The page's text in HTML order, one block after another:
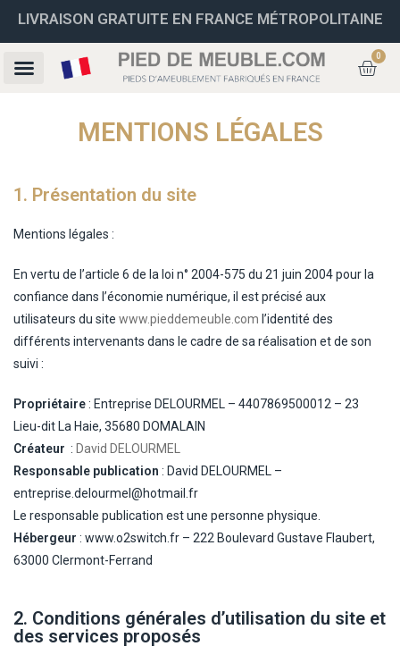
LIVRAISON GRATUITE EN FRANCE MÉTROPOLITAINE
0
MENTIONS LÉGALES
1. Présentation du site
Mentions légales :
En vertu de l’article 6 de la loi n° 2004-575 du 21 juin 2004 pour la
confiance dans l’économie numérique, il est précisé aux
utilisateurs du site www.pieddemeuble.com l’identité des
différents intervenants dans le cadre de sa réalisation et de son
suivi :
Propriétaire: Entreprise DELOURMEL – 4407869500012 – 23
Lieu-dit La Haie, 35680 DOMALAIN
Créateur : David DELOURMEL
Responsable publication : David DELOURMEL –
entreprise.delourmel@hotmail.fr
Le responsable publication est une personne physique.
Hébergeur : www.o2switch.fr – 222 Boulevard Gustave Flaubert,
63000 Clermont-Ferrand
2. Conditions générales d’utilisation du site et
des services proposés